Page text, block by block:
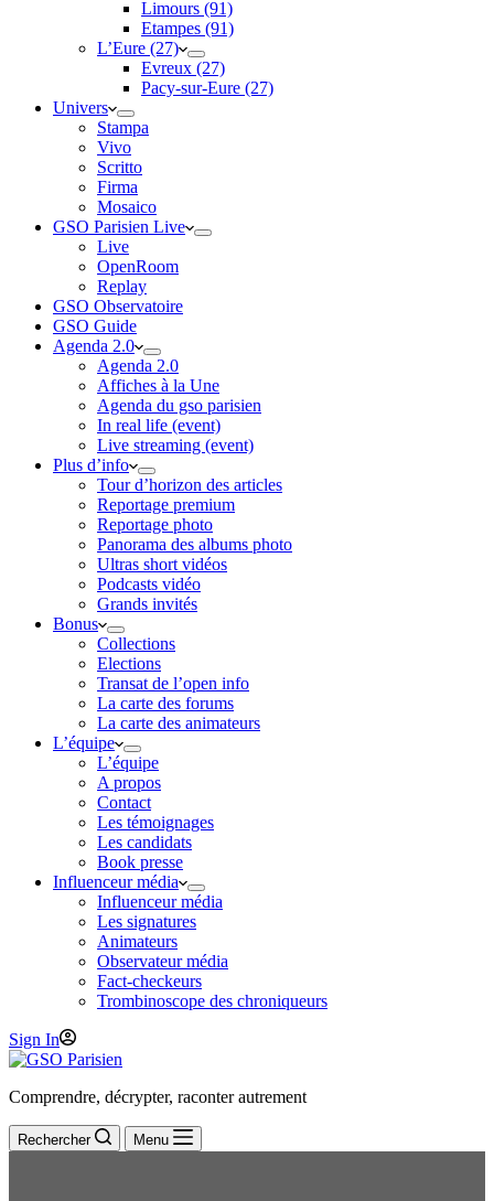
Limours (91)
Etampes (91)
L’Eure (27)
Evreux (27)
Pacy-sur-Eure (27)
Univers
Stampa
Vivo
Scritto
Firma
Mosaico
GSO Parisien Live
Live
OpenRoom
Replay
GSO Observatoire
GSO Guide
Agenda 2.0
Agenda 2.0
Affiches à la Une
Agenda du gso parisien
In real life (event)
Live streaming (event)
Plus d’info
Tour d’horizon des articles
Reportage premium
Reportage photo
Panorama des albums photo
Ultras short vidéos
Podcasts vidéo
Grands invités
Bonus
Collections
Elections
Transat de l’open info
La carte des forums
La carte des animateurs
L’équipe
L’équipe
A propos
Contact
Les témoignages
Les candidats
Book presse
Influenceur média
Influenceur média
Les signatures
Animateurs
Observateur média
Fact-checkeurs
Trombinoscope des chroniqueurs
Sign In
Comprendre, décrypter, raconter autrement
Rechercher Menu